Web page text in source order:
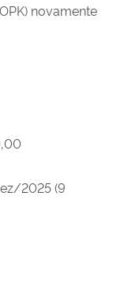
novamente
2025 (9